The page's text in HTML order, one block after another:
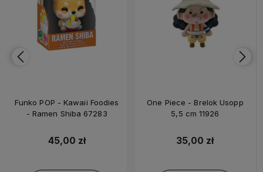
One Piece - Brelok Usopp
5,5 cm 11926
35,00 zł
One Piece - Brelok Nami 5,5
cm 11923
35,00 zł